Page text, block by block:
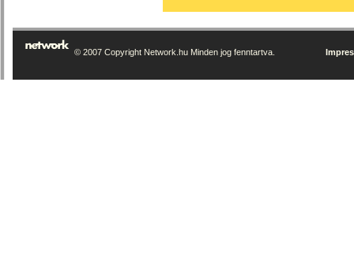
© 2007 Copyright Network.hu Minden jog fenntartva.